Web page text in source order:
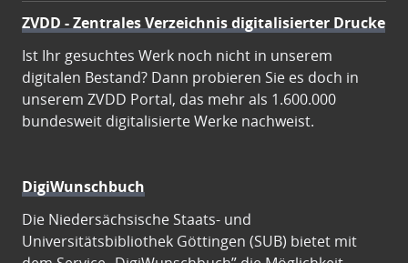
ZVDD - Zentrales Verzeichnis digitalisierter Drucke
Ist Ihr gesuchtes Werk noch nicht in unserem
digitalen Bestand? Dann probieren Sie es doch in
unserem ZVDD Portal, das mehr als 1.600.000
bundesweit digitalisierte Werke nachweist.
DigiWunschbuch
Die Niedersächsische Staats- und
Universitätsbibliothek Göttingen (SUB) bietet mit